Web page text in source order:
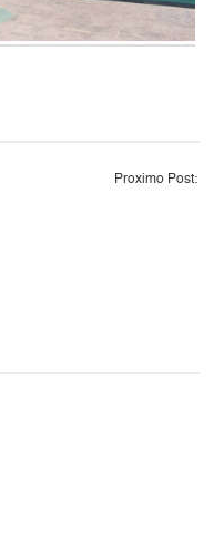
Proximo Post: